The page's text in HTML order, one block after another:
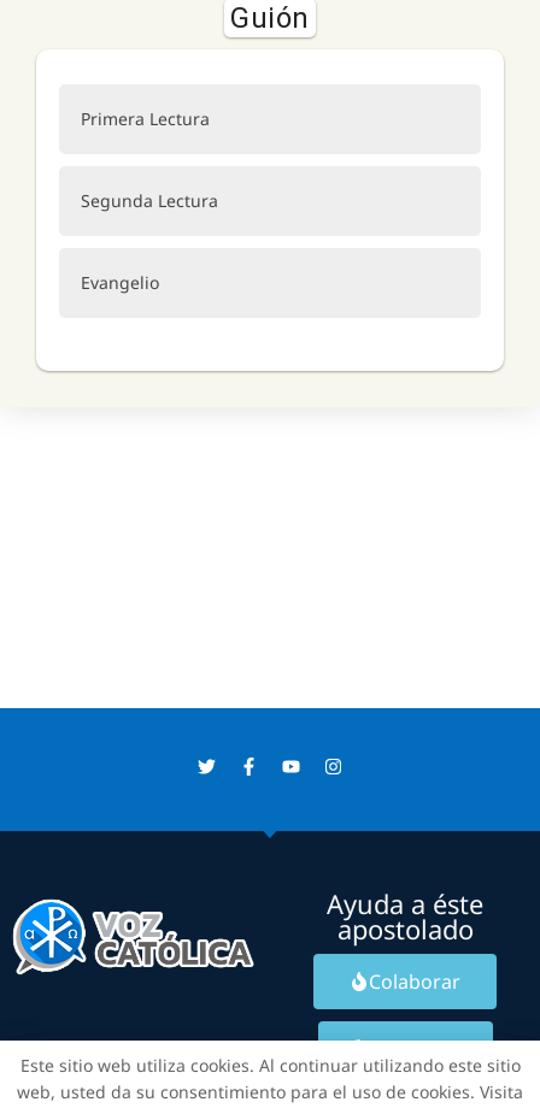
Primera Lectura
Segunda Lectura
Evangelio
Guión
Ayuda a éste
apostolado
Colaborar
Contacto
Este sitio web utiliza cookies. Al continuar utilizando este sitio
web, usted da su consentimiento para el uso de cookies. Visita